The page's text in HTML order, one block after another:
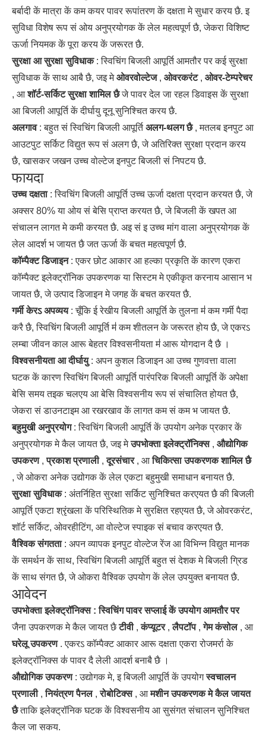
बर्बादी कें मात्रा कें कम कयर पावर रूपांतरण कें दक्षता मे सुधार करय छै. इ
सुविधा विशेष रूप सं ओय अनुप्रयोगक कें लेल महत्वपूर्ण छै, जेकरा विशिष्ट
ऊर्जा नियमक कें पूरा करय कें जरूरत छै.
सुरक्षा आ सुरक्षा सुविधाक : स्विचिंग बिजली आपूर्ति आमतौर पर कई सुरक्षा
सुविधाक कें साथ आबै छै, जइ मेओवरवोल्टेज , ओवरकरंट , ओवर-टेम्परेचर
, आशॉर्ट-सर्किट सुरक्षा शामिल छैजे पावर देल जा रहल डिवाइस कें सुरक्षा
आ बिजली आपूर्ति कें दीर्घायु दूनू सुनिश्चित करय छै.
अलगाव : बहुत सं स्विचिंग बिजली आपूर्तिअलग-थलग छै, मतलब इनपुट आ
आउटपुट सर्किट विद्युत रूप सं अलग छै, जे अतिरिक्त सुरक्षा प्रदान करय
छै, खासकर जखन उच्च वोल्टेज इनपुट बिजली सं निपटय छै.
फायदा
उच्च दक्षता : स्विचिंग बिजली आपूर्ति उच्च ऊर्जा दक्षता प्रदान करयत छै, जे
अक्सर 80% या ओय सं बेसि प्राप्त करयत छै, जे बिजली कें खपत आ
संचालन लागत मे कमी करयत छै. अइ सं इ उच्च मांग वाला अनुप्रयोगक कें
लेल आदर्श भ जायत छै जत ऊर्जा कें बचत महत्वपूर्ण छै.
कॉम्पैक्ट डिजाइन : एकर छोट आकार आ हल्का प्रकृति कें कारण एकरा
कॉम्पैक्ट इलेक्ट्रॉनिक उपकरणक या सिस्टम मे एकीकृत करनाय आसान भ
जायत छै, जे उत्पाद डिजाइन मे जगह कें बचत करयत छै.
गर्मी केरऽ अपव्यय : चूँकि ई रेखीय बिजली आपूर्ति के तुलना म॑ कम गर्मी पैदा
करै छै, स्विचिंग बिजली आपूर्ति म॑ कम शीतलन के जरूरत होय छै, जे एकरऽ
लम्बा जीवन काल आरू बेहतर विश्वसनीयता म॑ आरू योगदान दै छै ।
विश्वसनीयता आ दीर्घायु : अपन कुशल डिजाइन आ उच्च गुणवत्ता वाला
घटक कें कारण स्विचिंग बिजली आपूर्ति पारंपरिक बिजली आपूर्ति कें अपेक्षा
बेसि समय तइक चलएय आ बेसि विश्वसनीय रूप सं संचालित होयत छै,
जेकरा सं डाउनटाइम आ रखरखाव कें लागत कम सं कम भ जायत छै.
बहुमुखी अनुप्रयोग: स्विचिंग बिजली आपूर्ति कें उपयोग अनेक प्रकार कें
अनुप्रयोगक मे कैल जायत छै, जइ मेउपभोक्ता इलेक्ट्रॉनिक्स , औद्योगिक
उपकरण ,प्रकाश प्रणाली ,दूरसंचार , आचिकित्सा उपकरणक शामिल छै
, जे ओकरा अनेक उद्योगक कें लेल एकटा बहुमुखी समाधान बनायत छै.
सुरक्षा सुविधाक : अंतर्निहित सुरक्षा सर्किट सुनिश्चित करएयत छै की बिजली
आपूर्ति एकटा श्रृंखला कें परिस्थितिक मे सुरक्षित रहएयत छै, जे ओवरकरंट,
शॉर्ट सर्किट, ओवरहीटिंग, आ वोल्टेज स्पाइक सं बचाव करएयत छै.
वैश्विक संगतता : अपन व्यापक इनपुट वोल्टेज रेंज आ विभिन्न विद्युत मानक
कें समर्थन कें साथ, स्विचिंग बिजली आपूर्ति बहुत सं देशक मे बिजली ग्रिड
कें साथ संगत छै, जे ओकरा वैश्विक उपयोग कें लेल उपयुक्त बनायत छै.
आवेदन
उपभोक्ता इलेक्ट्रॉनिक्स : स्विचिंग पावर सप्लाई कें उपयोग आमतौर पर
जैना उपकरणक मे कैल जायत छैटीवी ,कंप्यूटर ,लैपटॉप ,गेम कंसोल , आ
घरेलू उपकरण . एकरऽ कॉम्पैक्ट आकार आरू दक्षता एकरा रोजमर्रा के
इलेक्ट्रॉनिक्स क॑ पावर दै लेली आदर्श बनाबै छै ।
औद्योगिक उपकरण : उद्योगक मे, इ बिजली आपूर्ति कें उपयोगस्वचालन
प्रणाली ,नियंत्रण पैनल ,रोबोटिक्स , आमशीन उपकरणक मे कैल जायत
छैताकि इलेक्ट्रॉनिक घटक कें विश्वसनीय आ सुसंगत संचालन सुनिश्चित
कैल जा सकय.